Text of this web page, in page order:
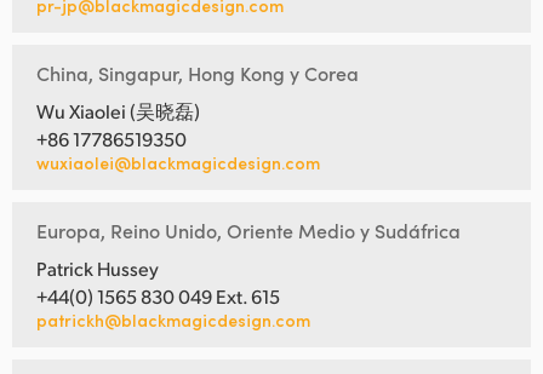
pr-jp@blackmagicdesign.com
China, Singapur, Hong Kong y Corea
Wu Xiaolei (吴晓磊)
+86 17786519350
wuxiaolei@blackmagicdesign.com
Europa, Reino Unido, Oriente Medio y Sudáfrica
Patrick Hussey
+44(0) 1565 830 049 Ext. 615
patrickh@blackmagicdesign.com